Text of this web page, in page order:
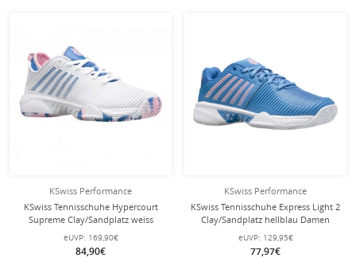
KSwiss Performance
KSwiss Tennisschuhe Hypercourt
Supreme Clay/Sandplatz weiss
Damen
eUVP: 169,90€
84,90€
KSwiss Performance
KSwiss Tennisschuhe Express Light 2
Clay/Sandplatz hellblau Damen
eUVP: 129,95€
77,97€